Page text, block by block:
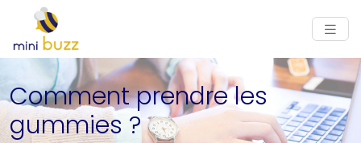
Comment prendre les
gummies ?